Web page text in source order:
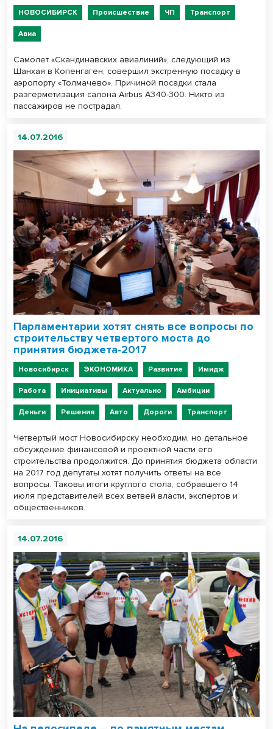
НОВОСИБИРСК Происшествие ЧП Транспорт
Авиа
Самолет «Скандинавских авиалиний», следующий из
Шанхая в Копенгаген, совершил экстренную посадку в
аэропорту «Толмачево». Причиной посадки стала
разгерметизация салона Airbus A340-300. Никто из
пассажиров не пострадал.
14.07.2016
Парламентарии хотят снять все вопросы по
строительству четвертого моста до
принятия бюджета-2017
Новосибирск ЭКОНОМИКА Развитие Имидж
Работа Инициативы Актуально Амбиции
Деньги Решения Авто Дороги Транспорт
Четвертый мост Новосибирску необходим, но детальное
обсуждение финансовой и проектной части его
строительства продолжится. До принятия бюджета области
на 2017 год депутаты хотят получить ответы на все
вопросы. Таковы итоги круглого стола, собравшего 14
июля представителей всех ветвей власти, экспертов и
общественников.
14.07.2016